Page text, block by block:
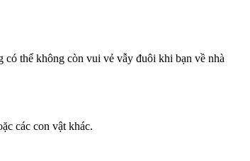
có thể không còn vui vẻ vẫy đuôi khi bạn về nhà
các con vật khác.